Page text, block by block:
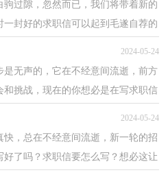
过隙，忽然而已，我们将带着新的
封好的求职信可以起到毛遂自荐的
2024-05-24
是无声的，它在不经意间流逝，前方
挑战，现在的你想必是在写求职信
2024-05-24
，总在不经意间流逝，新一轮的招
了吗？求职信要怎么写？想必这让